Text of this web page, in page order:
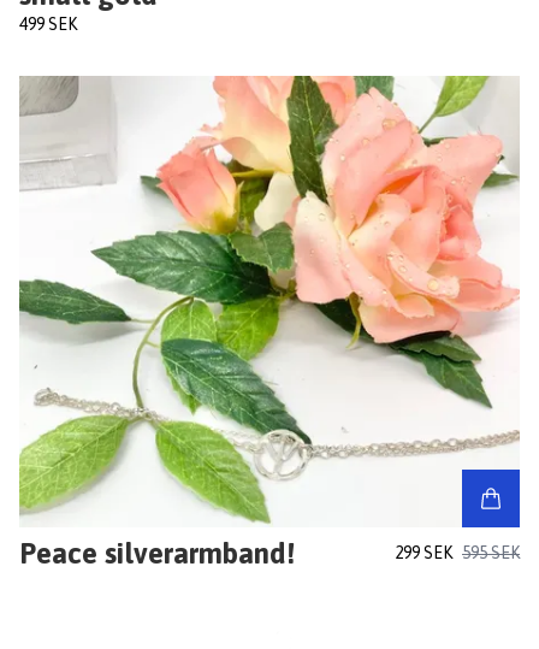
499 SEK
Peace silverarmband! 299 SEK 595 SEK